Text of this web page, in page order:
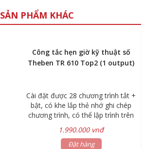
SẢN PHẨM KHÁC
Công tắc hẹn giờ kỹ thuật số
Theben TR 610 Top2 (1 output)
Cài đặt được 28 chương trình tắt +
bật, có khe lắp thẻ nhớ ghi chép
chương trình, có thể lập trình trên
(không kèm thẻ nhớ)
1.990.000 vnđ
Đặt hàng